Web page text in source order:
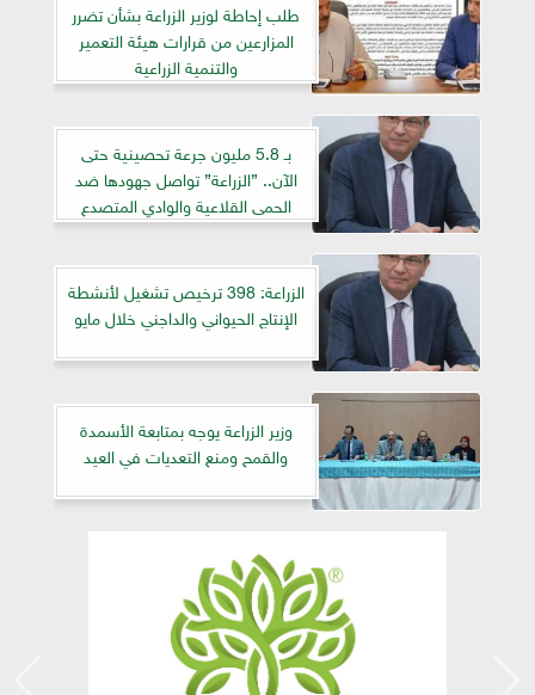
طلب إحاطة لوزير الزراعة بشأن تضرر
المزارعين من قرارات هيئة التعمير
والتنمية الزراعية
بـ 5.8 مليون جرعة تحصينية حتى
الآن.. ”الزراعة” تواصل جهودها ضد
الحمى القلاعية والوادي المتصدع
الزراعة: 398 ترخيص تشغيل لأنشطة
الإنتاج الحيواني والداجني خلال مايو
وزير الزراعة يوجه بمتابعة الأسمدة
والقمح ومنع التعديات في العيد